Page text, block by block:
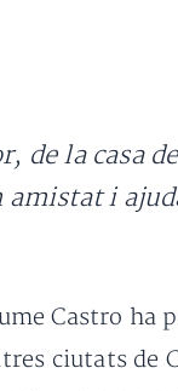
de la casa
i
Castro ha
ciutats